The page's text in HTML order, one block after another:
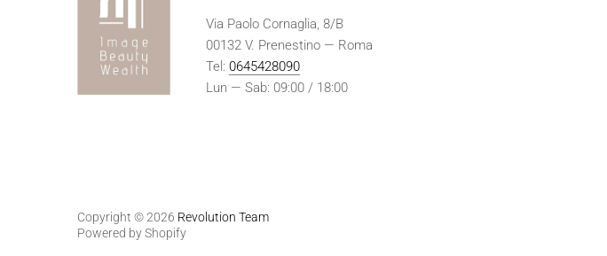
Via Paolo Cornaglia, 8/B
00132 V. Prenestino — Roma
Tel:0645428090
Lun — Sab: 09:00 / 18:00
Copyright © 2026 Revolution Team
Powered by Shopify